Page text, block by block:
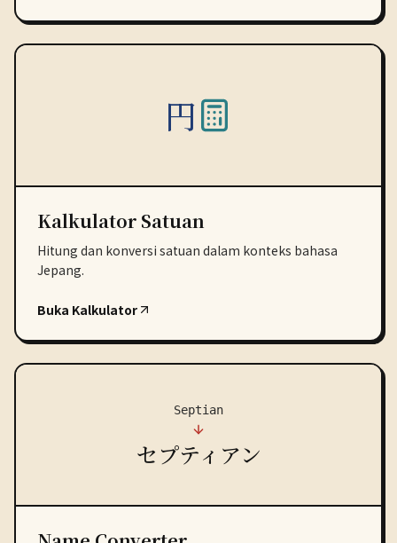
円
Kalkulator Satuan
Hitung dan konversi satuan dalam konteks bahasa
Jepang.
Buka Kalkulator
Septian
セプティアン